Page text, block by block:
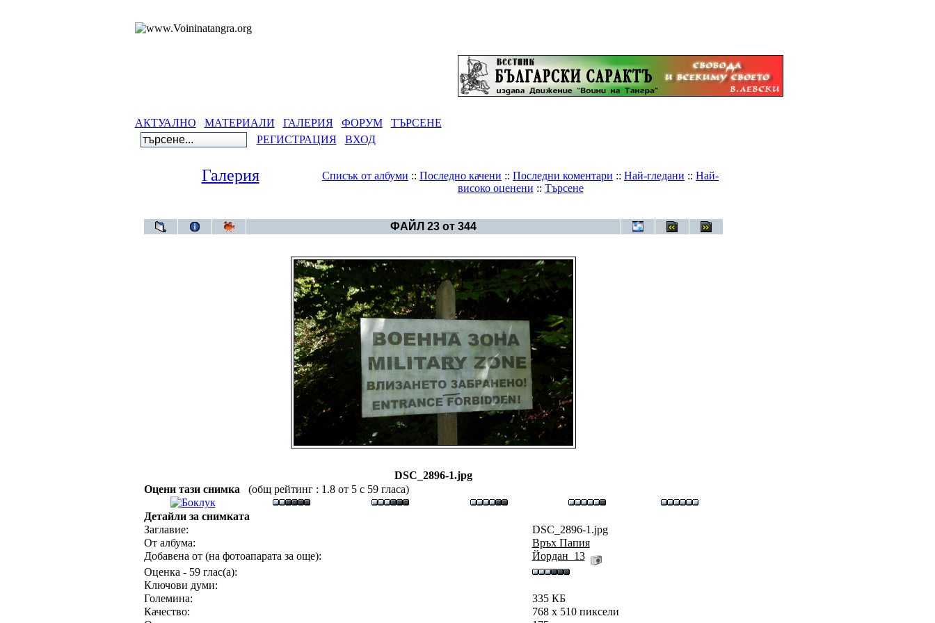
АКТУАЛНО МАТЕРИАЛИ ГАЛЕРИЯ ФОРУМ
ТЪРСЕНЕ
РЕГИСТРАЦИЯ
ВХОД
Галерия Списък от албуми :: Последно качени :: Последни коментари :: Най-гледани :: Най-
високо оценени :: Търсене
ФАЙЛ 23 от 344
DSC_2896-1.jpg
Оцени тази снимка
(общ рейтинг : 1.8 от 5 с 59 гласа)
Детайли за снимката
Заглавие:
DSC_2896-1.jpg
От албума:
Връх Папия
Добавена от (на фотоапарата за още):
Йордан_13
Оценка - 59 глас(а):
Ключови думи:
Големина:
335 КБ
Качество:
768 x 510 пиксели